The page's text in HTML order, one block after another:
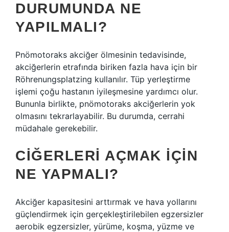
DURUMUNDA NE
YAPILMALI?
Pnömotoraks akciğer ölmesinin tedavisinde,
akciğerlerin etrafında biriken fazla hava için bir
Röhrenungsplatzing kullanılır. Tüp yerleştirme
işlemi çoğu hastanın iyileşmesine yardımcı olur.
Bununla birlikte, pnömotoraks akciğerlerin yok
olmasını tekrarlayabilir. Bu durumda, cerrahi
müdahale gerekebilir.
CIĞERLERI AÇMAK IÇIN
NE YAPMALI?
Akciğer kapasitesini arttırmak ve hava yollarını
güçlendirmek için gerçekleştirilebilen egzersizler
aerobik egzersizler, yürüme, koşma, yüzme ve